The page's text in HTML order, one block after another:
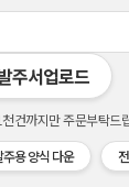
주서업로드
건까지만 주문부탁드
주용 양식 다운